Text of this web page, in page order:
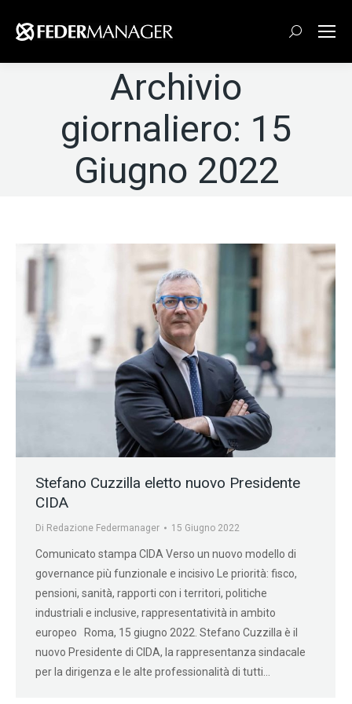
Cerca:
Archivio
giornaliero: 15
Giugno 2022
Stefano Cuzzilla eletto nuovo Presidente
CIDA
Di Redazione Federmanager 15 Giugno 2022
Comunicato stampa CIDA Verso un nuovo modello di
governance più funzionale e incisivo Le priorità: fisco,
pensioni, sanità, rapporti con i territori, politiche
industriali e inclusive, rappresentatività in ambito
europeo Roma, 15 giugno 2022. Stefano Cuzzilla è il
nuovo Presidente di CIDA, la rappresentanza sindacale
per la dirigenza e le alte professionalità di tutti…